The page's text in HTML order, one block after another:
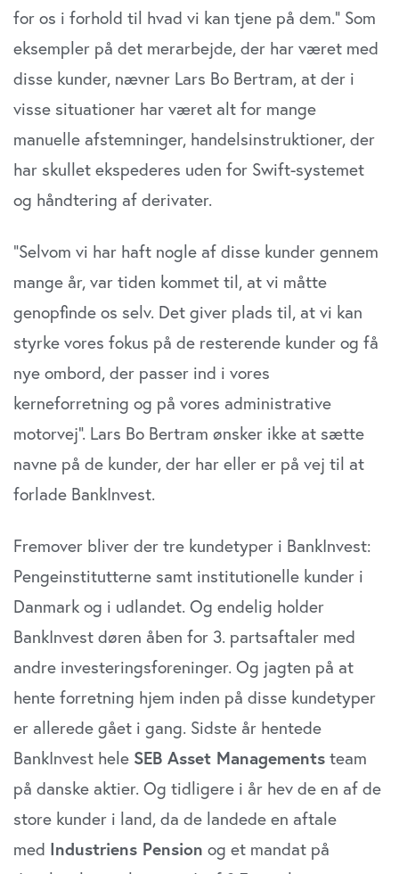
for os i forhold til hvad vi kan tjene på dem.” Som
eksempler på det merarbejde, der har været med
disse kunder, nævner Lars Bo Bertram, at der i
visse situationer har været alt for mange
manuelle afstemninger, handelsinstruktioner, der
har skullet ekspederes uden for Swift-systemet
og håndtering af derivater.
”Selvom vi har haft nogle af disse kunder gennem
mange år, var tiden kommet til, at vi måtte
genopfinde os selv. Det giver plads til, at vi kan
styrke vores fokus på de resterende kunder og få
nye ombord, der passer ind i vores
kerneforretning og på vores administrative
motorvej”. Lars Bo Bertram ønsker ikke at sætte
navne på de kunder, der har eller er på vej til at
forlade BankInvest.
Fremover bliver der tre kundetyper i BankInvest:
Pengeinstitutterne samt institutionelle kunder i
Danmark og i udlandet. Og endelig holder
BankInvest døren åben for 3. partsaftaler med
andre investeringsforeninger. Og jagten på at
hente forretning hjem inden på disse kundetyper
er allerede gået i gang. Sidste år hentede
BankInvest hele SEB Asset Managements team
på danske aktier. Og tidligere i år hev de en af de
store kunder i land, da de landede en aftale
med Industriens Pension og et mandat på